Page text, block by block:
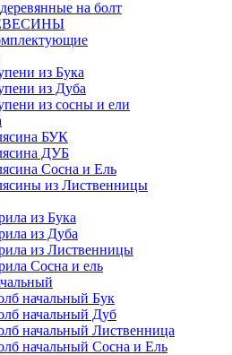
на болт
из Бука
из Дуба
из сосны и ели
БУК
ДУБ
Сосна и Ель
из Лиственницы
из Бука
из Дуба
из Лиственницы
Сосна и ель
начальный Бук
начальный Дуб
начальный Лиственница
начальный Сосна и Ель